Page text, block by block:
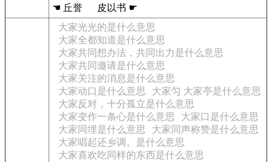
☚ 丘誉 皮以书 ☛
大家光光的是什么意思
大家全都知道是什么意思
大家共同想办法，共同出力是什么意思
大家共同邀请是什么意思
大家关注的消息是什么意思
大家动口是什么意思
大家匀 大家亭是什么意思
大家反对，十分孤立是什么意思
大家变作一条心是什么意思
大家口是什么意思
大家同埋是什么意思
大家同声称赞是什么意思
大家唱起还乡调。是什么意思
大家喜欢吃同样的东西是什么意思